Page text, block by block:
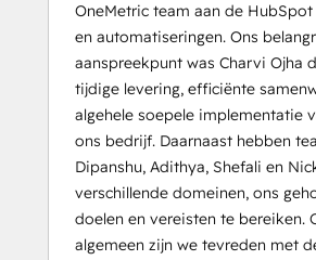
OneMetric team aan de
en automatiseringen. Ons
aanspreekpunt was Charvi Ojha
tijdige levering, efficiënte
algehele soepele implementatie
ons bedrijf. Daarnaast hebben
Dipanshu, Adithya, Shefali en
verschillende domeinen, ons
doelen en vereisten te bereiken.
algemeen zijn we tevreden met